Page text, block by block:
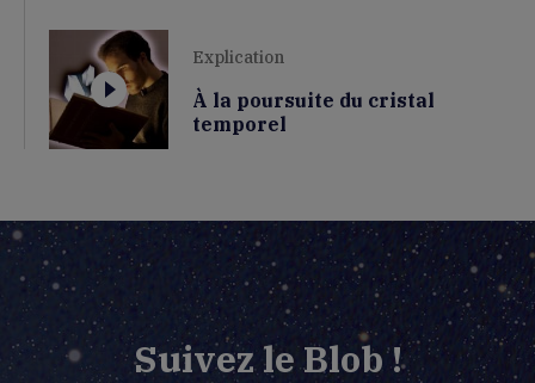
Explication
À la poursuite du cristal
temporel
Suivez le Blob !